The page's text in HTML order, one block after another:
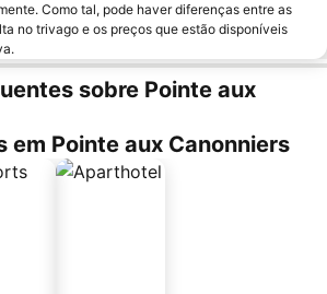
Como tal, pode haver diferenças entre as
no trivago e os preços que estão disponíveis
sobre Pointe aux
em Pointe aux Canonniers